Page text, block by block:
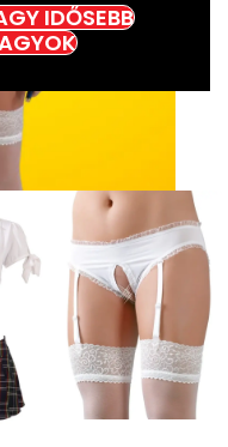
IDŐSEBB